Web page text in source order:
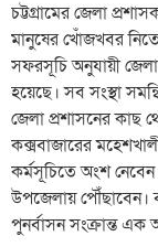
চট্টগ্রামের জেলা
মানুষের খোঁজখবর নিতে
সফরসূচি অনুযায়ী
হয়েছে। সব সংস্থা
জেলা প্রশাসনের কাছ
কক্সবাজারের
কর্মসূচিতে অংশ
উপজেলায় পৌঁছাবেন।
পুনর্বাসন সংক্রান্ত এক